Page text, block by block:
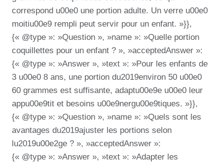
correspond u00e0 une portion adulte. Un verre u00e0
moitiu00e9 rempli peut servir pour un enfant. »}},
{« @type »: »Question », »name »: »Quelle portion
coquillettes pour un enfant ? », »acceptedAnswer »:
{« @type »: »Answer », »text »: »Pour les enfants de
3 u00e0 8 ans, une portion du2019environ 50 u00e0
60 grammes est suffisante, adaptu00e9e u00e0 leur
appu00e9tit et besoins u00e9nergu00e9tiques. »}},
{« @type »: »Question », »name »: »Quels sont les
avantages du2019ajuster les portions selon
lu2019u00e2ge ? », »acceptedAnswer »:
{« @type »: »Answer », »text »: »Adapter les